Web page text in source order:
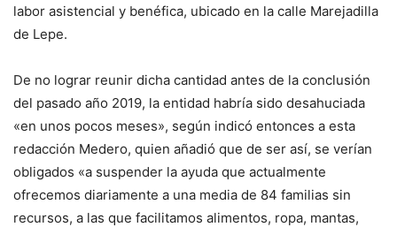
labor asistencial y benéfica, ubicado en la calle Marejadilla
de Lepe.
De no lograr reunir dicha cantidad antes de la conclusión
del pasado año 2019, la entidad habría sido desahuciada
«en unos pocos meses», según indicó entonces a esta
redacción Medero, quien añadió que de ser así, se verían
obligados «a suspender la ayuda que actualmente
ofrecemos diariamente a una media de 84 familias sin
recursos, a las que facilitamos alimentos, ropa, mantas,